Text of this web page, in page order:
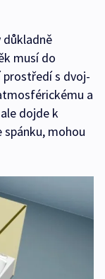
důkladně
musí do
prostředí s dvoj-
a
dojde k
mohou